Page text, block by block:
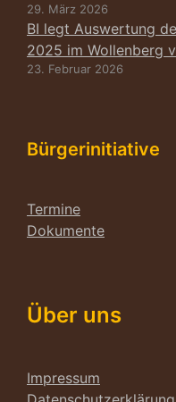
29. März 2026
BI legt Auswertung
2025 im Wollenberg
23. Februar 2026
Bürgerinitiative
Termine
Dokumente
Über uns
Impressum